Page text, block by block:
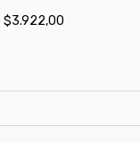
$3.922,00